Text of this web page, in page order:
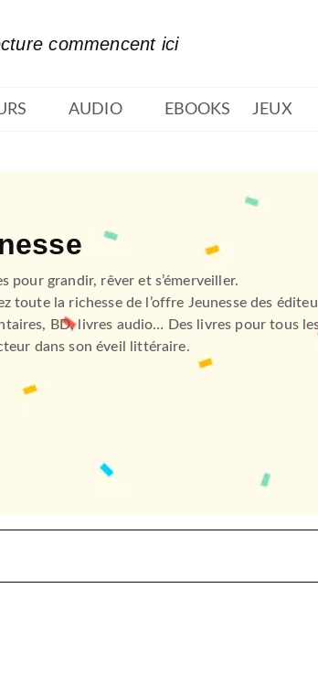
commencent ici
AUDIO EBOOKS JEUX
pour grandir, rêver et s’émerveiller.
toute la richesse de l’offre Jeunesse des
BD, livres audio… Des livres pour tous
dans son éveil littéraire.